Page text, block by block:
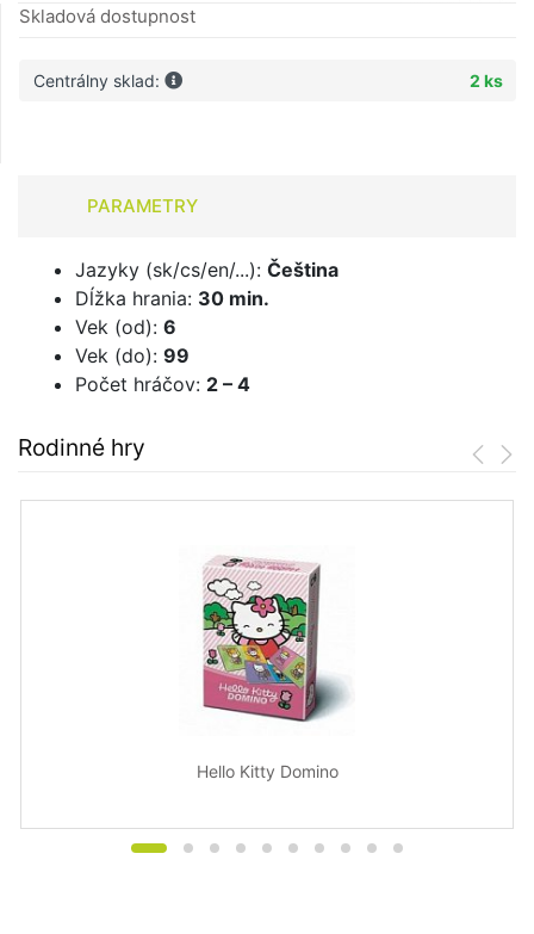
Skladová dostupnost
Centrálny sklad: 2 ks
PARAMETRY
Jazyky (sk/cs/en/...): Čeština
Dĺžka hrania: 30 min.
Vek (od): 6
Vek (do): 99
Počet hráčov: 2 – 4
Rodinné hry
Hello Kitty Domino